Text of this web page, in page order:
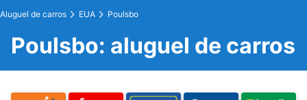
Aluguel de carros EUA Poulsbo
Poulsbo: aluguel de carros